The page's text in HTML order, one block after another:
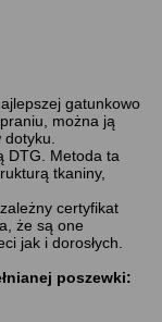
gatunkowo
można ją
DTG. Metoda ta
tkaniny,
certyfikat
że są one
jak i dorosłych.
poszewki: